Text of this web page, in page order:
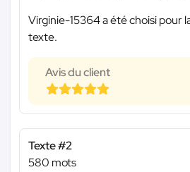
Virginie-15364 a été choisi pour
texte.
Avis du client
Texte #2
580 mots